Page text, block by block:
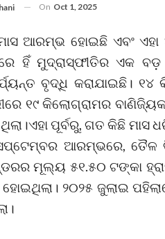
On Oct 1, 2025
ଆରମ୍ଭ ହୋଇଛି ଏବଂ
ହିଁ ମୁଦ୍ରାସ୍ଫୀତିର ଏକ
ବୃଦ୍ଧି କରାଯାଇଛି।
୧୯ କିଲୋଗ୍ରାମର
ଥିଲା।ଏହା ପୂର୍ବରୁ, ଗତ କିଛି
ଆରମ୍ଭରେ, ତୈଳ
ମୂଲ୍ୟ ୫୧.୫୦ ଟଙ୍କା
ହୋଇଥିଲା। ୨୦୨୫ ଜୁଲାଇ